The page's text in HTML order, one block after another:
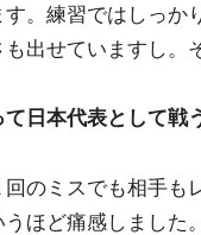
す。練習ではしっ
出せていますし。
日本代表として戦
のミスでも相手も
ほど痛感しました